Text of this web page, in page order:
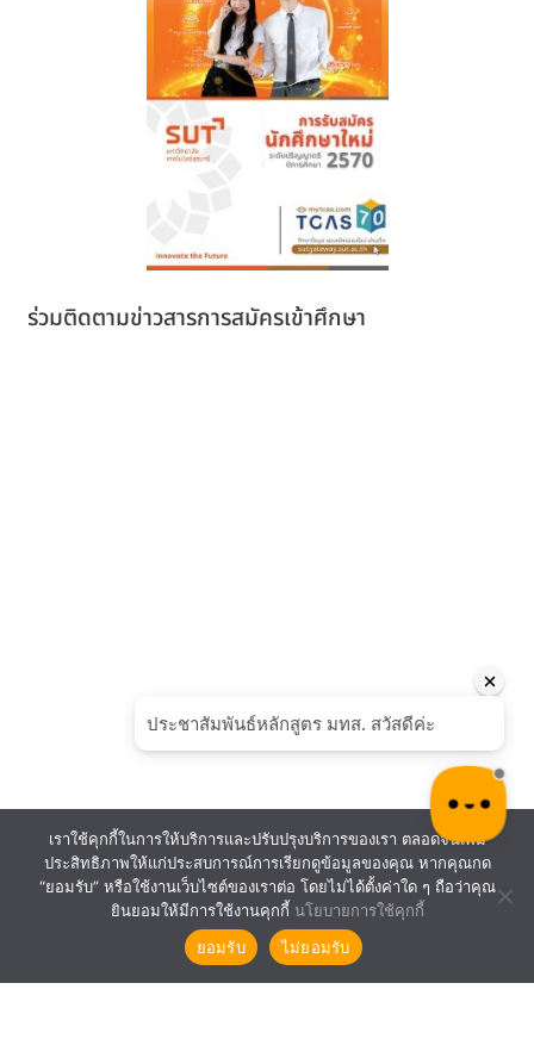
ร่วมติดตามข่าวสารการสมัครเข้าศึกษา
เราใช้คุกกี้ในการให้บริการและปรับปรุงบริการของเรา ตลอดจนเพิ่ม
ประสิทธิภาพให้แก่ประสบการณ์การเรียกดูข้อมูลของคุณ หากคุณกด
“ยอมรับ” หรือใช้งานเว็บไซต์ของเราต่อ โดยไม่ได้ตั้งค่าใด ๆ ถือว่าคุณ
ยินยอมให้มีการใช้งานคุกกี้ นโยบายการใช้คุกกี้
ยอมรับ
ไม่ยอมรับ